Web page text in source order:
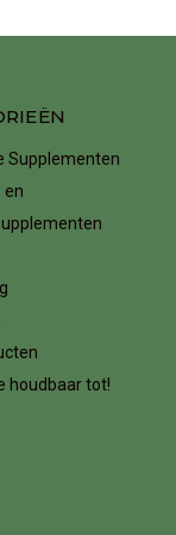
Supplementen
en
houdbaar tot!